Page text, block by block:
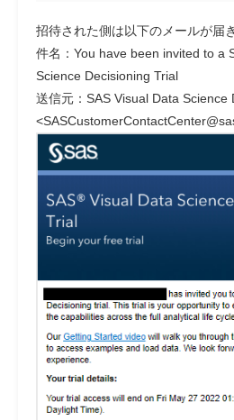
招待された側は以下のメールが届
件名：You have been invited to a
Science Decisioning Trial
送信元：SAS Visual Data Science